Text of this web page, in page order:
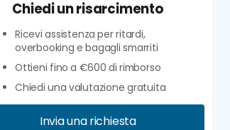
Chiedi un risarcimento
Ricevi assistenza per ritardi,
overbooking e bagagli smarriti
Ottieni fino a €600 di rimborso
Chiedi una valutazione gratuita
Invia una richiesta